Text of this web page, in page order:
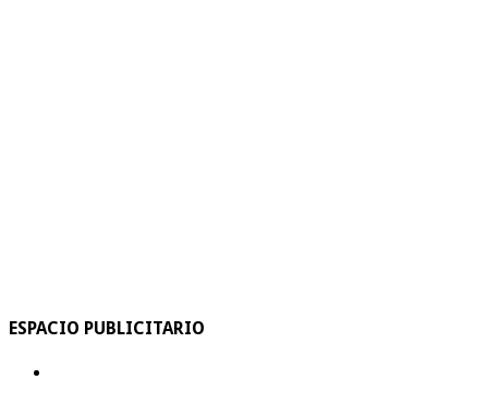
ESPACIO PUBLICITARIO